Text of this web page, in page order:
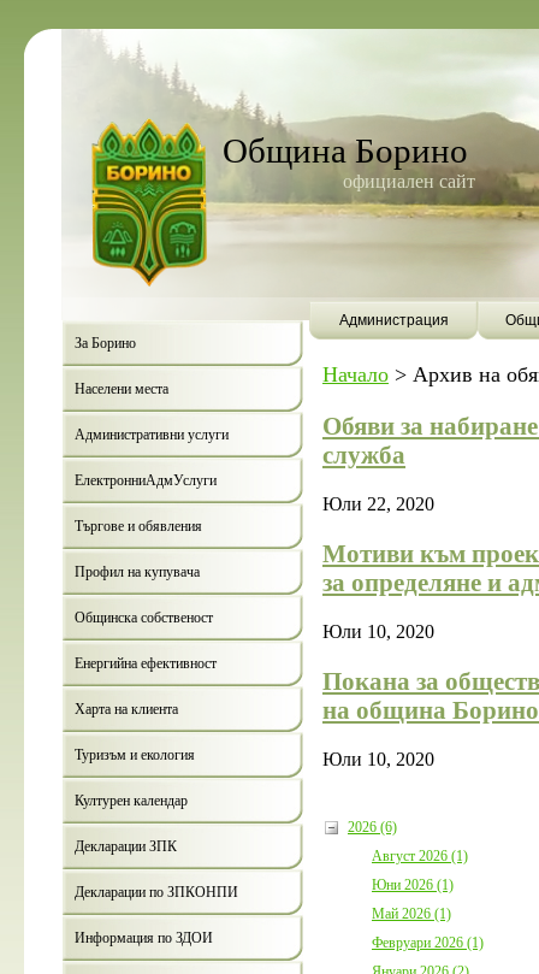
Община Борино
официален сайт
Администрация
За Борино
Населени места
Административни услуги
ЕлектронниАдмУслуги
Търгове и обявления
Профил на купувача
Общинска собственост
Енергийна ефективност
Харта на клиента
Туризъм и екология
Културен календар
Декларации ЗПК
Декларации по ЗПКОНПИ
Информация по ЗДОИ
Начало > Архив на
Обяви за
служба
Юли 22, 2020
Мотиви към
за определяне и
Юли 10, 2020
Покана за
на община Борино
Юли 10, 2020
2026 (6)
Август 2026 (1)
Юни 2026 (1)
Май 2026 (1)
Февруари 2026 (1)